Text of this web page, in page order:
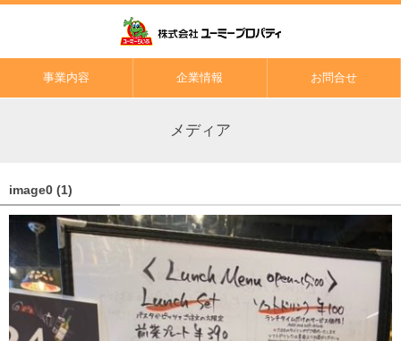
事業内容 企業情報 お問合せ
メディア
image0 (1)